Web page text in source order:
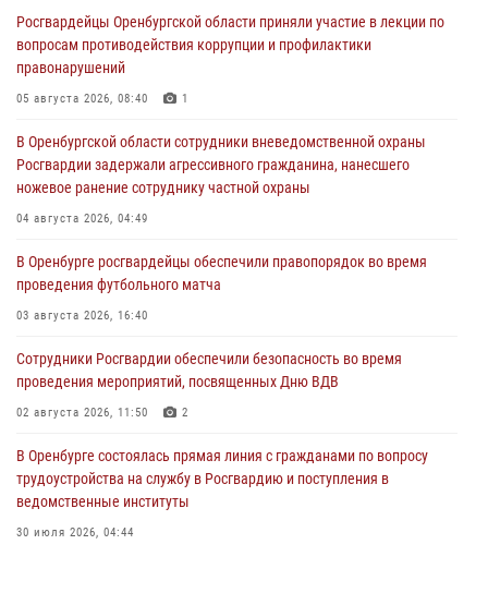
Росгвардейцы Оренбургской области приняли участие в лекции по
вопросам противодействия коррупции и профилактики
правонарушений
05 августа 2026, 08:40 1
В Оренбургской области сотрудники вневедомственной охраны
Росгвардии задержали агрессивного гражданина, нанесшего
ножевое ранение сотруднику частной охраны
04 августа 2026, 04:49
В Оренбурге росгвардейцы обеспечили правопорядок во время
проведения футбольного матча
03 августа 2026, 16:40
Сотрудники Росгвардии обеспечили безопасность во время
проведения мероприятий, посвященных Дню ВДВ
02 августа 2026, 11:50 2
В Оренбурге состоялась прямая линия с гражданами по вопросу
трудоустройства на службу в Росгвардию и поступления в
ведомственные институты
30 июля 2026, 04:44